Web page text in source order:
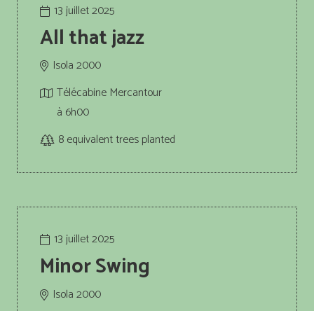
13 juillet 2025
All that jazz
Isola 2000
Télécabine Mercantour
à 6h00
8equivalent trees planted
13 juillet 2025
Minor Swing
Isola 2000